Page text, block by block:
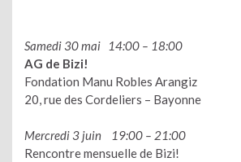
Samedi 30 mai 14:00 – 18:00
AG de Bizi!
Fondation Manu Robles Arangiz
20, rue des Cordeliers – Bayonne
Mercredi 3 juin 19:00 – 21:00
Rencontre mensuelle de Bizi!